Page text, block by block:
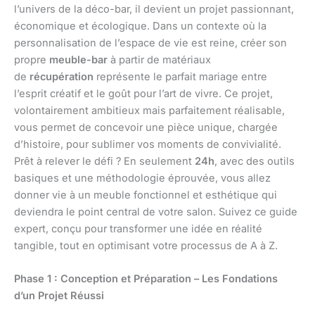
l’univers de la déco-bar, il devient un projet passionnant,
économique et écologique. Dans un contexte où la
personnalisation de l’espace de vie est reine, créer son
propre meuble-bar à partir de matériaux
de récupération représente le parfait mariage entre
l’esprit créatif et le goût pour l’art de vivre. Ce projet,
volontairement ambitieux mais parfaitement réalisable,
vous permet de concevoir une pièce unique, chargée
d’histoire, pour sublimer vos moments de convivialité.
Prêt à relever le défi ? En seulement 24h, avec des outils
basiques et une méthodologie éprouvée, vous allez
donner vie à un meuble fonctionnel et esthétique qui
deviendra le point central de votre salon. Suivez ce guide
expert, conçu pour transformer une idée en réalité
tangible, tout en optimisant votre processus de A à Z.
Phase 1 : Conception et Préparation – Les Fondations
d’un Projet Réussi